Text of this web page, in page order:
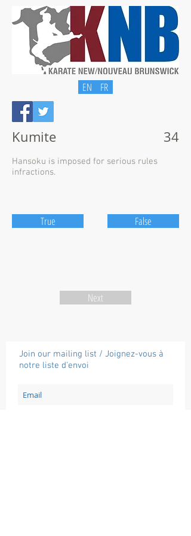
EN FR
Kumite 34
Hansoku is imposed for serious rules
infractions.
True False
Next
Join our mailing list / Joignez-vous à
notre liste d'envoi